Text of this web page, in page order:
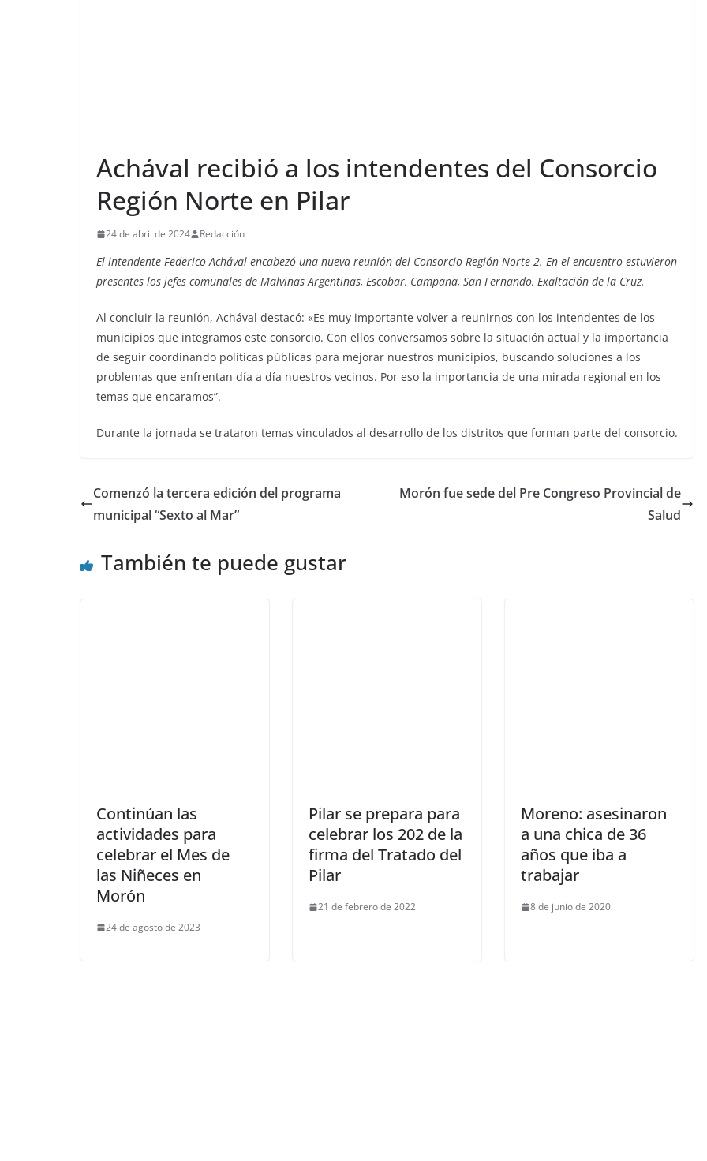
Achával recibió a los intendentes del Consorcio
Región Norte en Pilar
24 de abril de 2024 Redacción
El intendente Federico Achával encabezó una nueva reunión del Consorcio Región Norte 2. En el encuentro estuvieron
presentes los jefes comunales de Malvinas Argentinas, Escobar, Campana, San Fernando, Exaltación de la Cruz.
Al concluir la reunión, Achával destacó: «Es muy importante volver a reunirnos con los intendentes de los
municipios que integramos este consorcio. Con ellos conversamos sobre la situación actual y la importancia
de seguir coordinando políticas públicas para mejorar nuestros municipios, buscando soluciones a los
problemas que enfrentan día a día nuestros vecinos. Por eso la importancia de una mirada regional en los
temas que encaramos”.
Durante la jornada se trataron temas vinculados al desarrollo de los distritos que forman parte del consorcio.
Comenzó la tercera edición del programa
municipal “Sexto al Mar”
Morón fue sede del Pre Congreso Provincial de
Salud
También te puede gustar
Continúan las
actividades para
celebrar el Mes de
las Niñeces en
Morón
24 de agosto de 2023
Pilar se prepara para
celebrar los 202 de la
firma del Tratado del
Pilar
21 de febrero de 2022
Moreno: asesinaron
a una chica de 36
años que iba a
trabajar
8 de junio de 2020